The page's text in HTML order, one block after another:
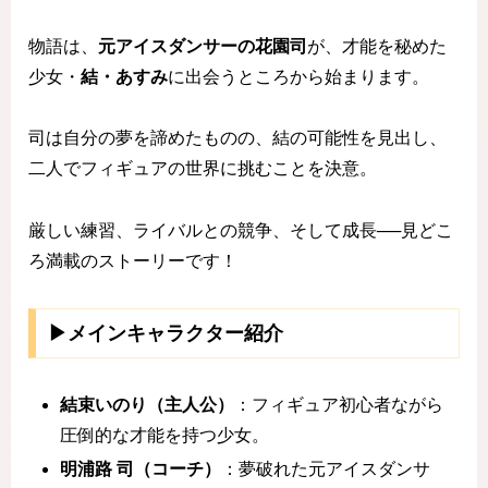
物語は、 元アイスダンサーの花園司 が、才能を秘めた
少女・ 結・あすみに出会うところから始まります。
司は自分の夢を諦めたものの、結の可能性を見出し、
二人でフィギュアの世界に挑むことを決意。
厳しい練習、ライバルとの競争、そして成長──見どこ
ろ満載のストーリーです！
▶メインキャラクター紹介
結束いのり（主人公）
：フィギュア初心者ながら
圧倒的な才能を持つ少女。
明浦路 司（コーチ）
：夢破れた元アイスダンサ